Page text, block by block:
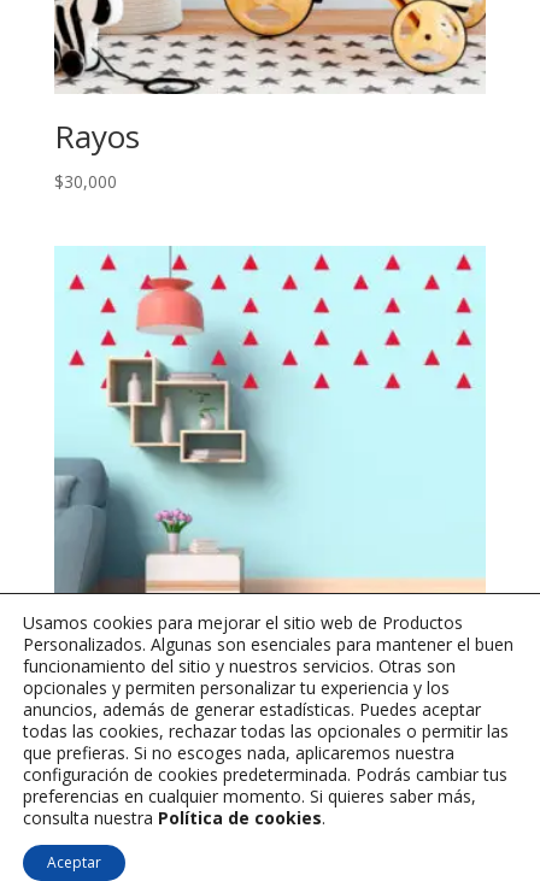
Rayos
$30,000
Triangulos
$30,000
Usamos cookies para mejorar el sitio web de Productos
Personalizados. Algunas son esenciales para mantener el buen
funcionamiento del sitio y nuestros servicios. Otras son
opcionales y permiten personalizar tu experiencia y los
anuncios, además de generar estadísticas. Puedes aceptar
todas las cookies, rechazar todas las opcionales o permitir las
que prefieras. Si no escoges nada, aplicaremos nuestra
configuración de cookies predeterminada. Podrás cambiar tus
preferencias en cualquier momento. Si quieres saber más,
consulta nuestra Política de cookies.
Aceptar